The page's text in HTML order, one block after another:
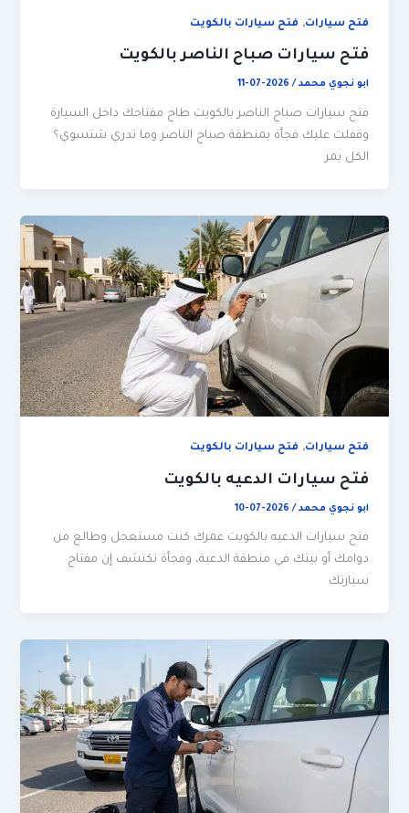
فتح سيارات, فتح سيارات بالكويت
فتح سيارات صباح الناصر بالكويت
ابو نجوي محمد/
2026-07-11
فتح سيارات صباح الناصر بالكويت طاح مفتاحك داخل السيارة
وقفلت عليك فجأة بمنطقة صباح الناصر وما تدري شتسوي؟
الكل يمر
فتح سيارات, فتح سيارات بالكويت
فتح سيارات الدعيه بالكويت
ابو نجوي محمد/
2026-07-10
فتح سيارات الدعيه بالكويت عمرك كنت مستعجل وطالع من
دوامك أو بيتك في منطقة الدعية، وفجأة تكتشف إن مفتاح
سيارتك